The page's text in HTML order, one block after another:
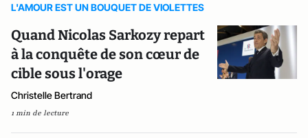
L'AMOUR EST UN BOUQUET DE VIOLETTES
Quand Nicolas Sarkozy repart
à la conquête de son cœur de
cible sous l'orage
Christelle Bertrand
1 min de lecture